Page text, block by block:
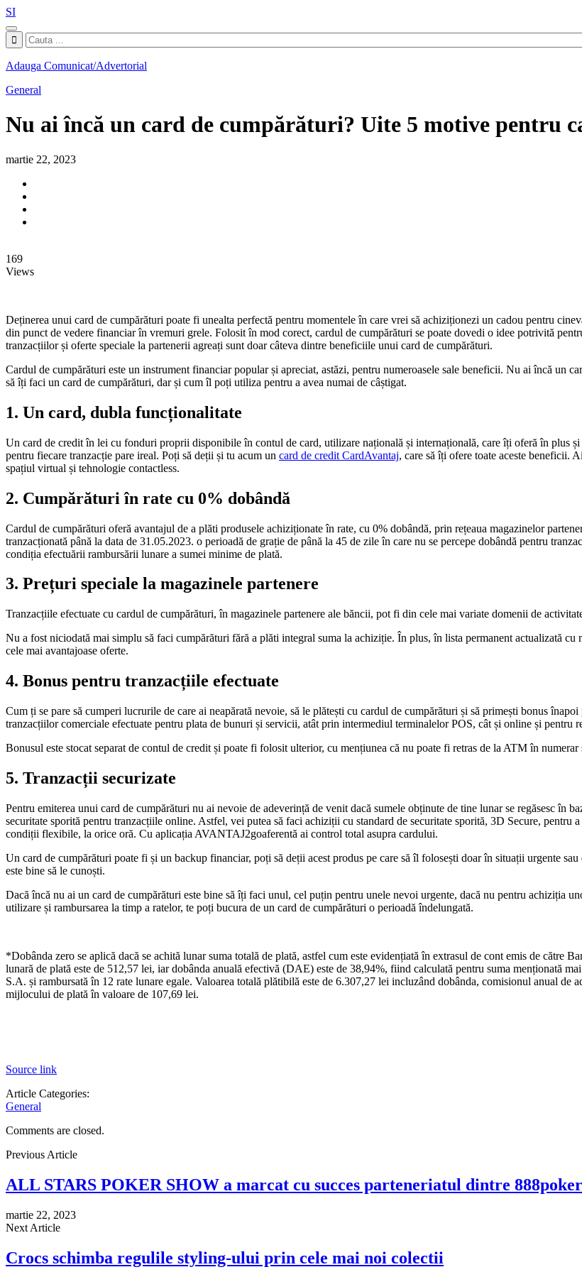
SI
Adauga Comunicat/Advertorial
General
Nu ai încă un card de cumpărături? Uite 5 motive pentru
martie 22, 2023
169
Views
Deținerea unui card de cumpărături poate fi unealta perfectă pentru momentele în care vrei să achiziționezi un cadou pentru
din punct de vedere financiar în vremuri grele. Folosit în mod corect, cardul de cumpărături se poate dovedi o idee potrivită
tranzacțiilor și oferte speciale la partenerii agreați sunt doar câteva dintre beneficiile unui card de cumpărături.
Cardul de cumpărături este un instrument financiar popular și apreciat, astăzi, pentru numeroasele sale beneficii. Nu ai încă un
să îți faci un card de cumpărături, dar și cum îl poți utiliza pentru a avea numai de câștigat.
1. Un card, dubla funcționalitate
Un card de credit în lei cu fonduri proprii disponibile în contul de card, utilizare națională și internațională, care îți oferă în plus
pentru fiecare tranzacție pare ireal. Poți să deții și tu acum un card de credit CardAvantaj, care să îți ofere toate aceste beneficii.
spațiul virtual și tehnologie contactless.
2. Cumpărături în rate cu 0% dobândă
Cardul de cumpărături oferă avantajul de a plăti produsele achiziționate în rate, cu 0% dobândă, prin rețeaua magazinelor
tranzacționată până la data de 31.05.2023. o perioadă de grație de până la 45 de zile în care nu se percepe dobândă pentru
condiția efectuării rambursării lunare a sumei minime de plată.
3. Prețuri speciale la magazinele partenere
Tranzacțiile efectuate cu cardul de cumpărături, în magazinele partenere ale băncii, pot fi din cele mai variate domenii de
Nu a fost niciodată mai simplu să faci cumpărături fără a plăti integral suma la achiziție. În plus, în lista permanent actualizată
cele mai avantajoase oferte.
4. Bonus pentru tranzacțiile efectuate
Cum ți se pare să cumperi lucrurile de care ai neapărată nevoie, să le plătești cu cardul de cumpărături și să primești bonus
tranzacțiilor comerciale efectuate pentru plata de bunuri și servicii, atât prin intermediul terminalelor POS, cât și online și pentru
Bonusul este stocat separat de contul de credit și poate fi folosit ulterior, cu mențiunea că nu poate fi retras de la ATM în
5. Tranzacții securizate
Pentru emiterea unui card de cumpărături nu ai nevoie de adeverință de venit dacă sumele obținute de tine lunar se regăsesc în
securitate sporită pentru tranzacțiile online. Astfel, vei putea să faci achiziții cu standard de securitate sporită, 3D Secure,
condiții flexibile, la orice oră. Cu aplicația AVANTAJ2goaferentă ai control total asupra cardului.
Un card de cumpărături poate fi și un backup financiar, poți să deții acest produs pe care să îl folosești doar în situații urgente
este bine să le cunoști.
Dacă încă nu ai un card de cumpărături este bine să îți faci unul, cel puțin pentru unele nevoi urgente, dacă nu pentru achiziția
utilizare și rambursarea la timp a ratelor, te poți bucura de un card de cumpărături o perioadă îndelungată.
*Dobânda zero se aplică dacă se achită lunar suma totală de plată, astfel cum este evidențiată în extrasul de cont emis de către
lunară de plată este de 512,57 lei, iar dobânda anuală efectivă (DAE) este de 38,94%, fiind calculată pentru suma menționată
S.A. și rambursată în 12 rate lunare egale. Valoarea totală plătibilă este de 6.307,27 lei incluzând dobânda, comisionul anual de
mijlocului de plată în valoare de 107,69 lei.
Source link
Article Categories:
General
Comments are closed.
Previous Article
ALL STARS POKER SHOW a marcat cu succes parteneriatul dintre
martie 22, 2023
Next Article
Crocs schimba regulile styling-ului prin cele mai noi colectii